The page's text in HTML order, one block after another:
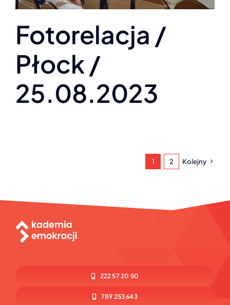
Fotorelacja /
Płock /
25.08.2023
1 2 Kolejny
222 57 20 50
789 253 643